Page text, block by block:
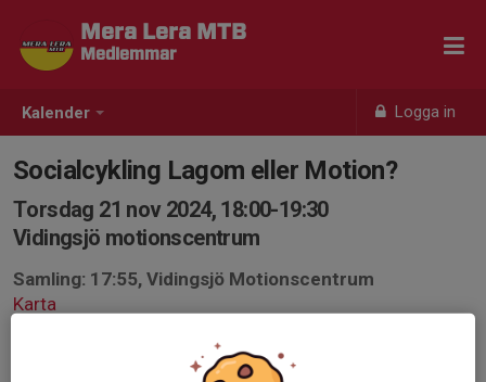
Kalender Logga in
Mera Lera MTB
Medlemmar
Socialcykling Lagom eller Motion?
Torsdag 21 nov 2024, 18:00-19:30
Vidingsjö motionscentrum
Samling: 17:55, Vidingsjö Motionscentrum
Karta
Socialcykling för den lite mer vane cyklisten då vi kör på
alla slags stigar som stundom kan vara stökiga med